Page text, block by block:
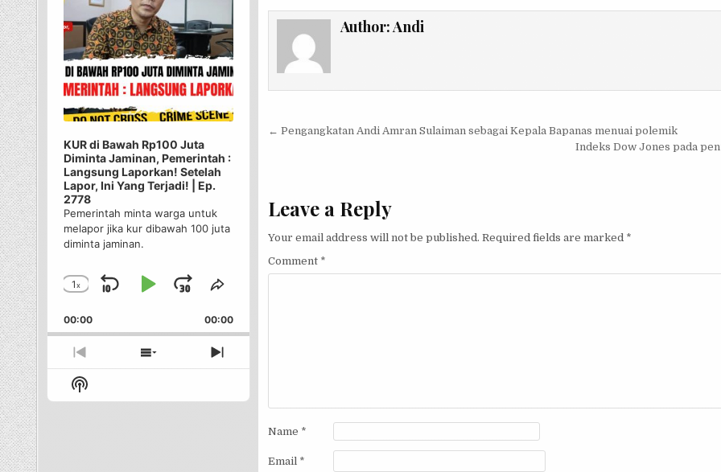
Author:Andi
Post navigation
← Pengangkatan Andi Amran Sulaiman sebagai Kepala Bapanas menuai polemik
Indeks Dow Jones pada
Leave a Reply
Your email address will not be published. Required fields are marked *
Comment *
Name *
Email *
KUR di Bawah Rp100 Juta
Diminta Jaminan, Pemerintah :
Langsung Laporkan! Setelah
Lapor, Ini Yang Terjadi! | Ep.
2778
Pemerintah minta warga untuk
melapor jika kur dibawah 100 juta
diminta jaminan.
Change
Rate
1x
Skip
Backward
Play
Pause
Jump
Forward
Share
Episode
00:00 00:00
Previous
Episode
Show
Episodes
Next
Episode
Show
Podcast